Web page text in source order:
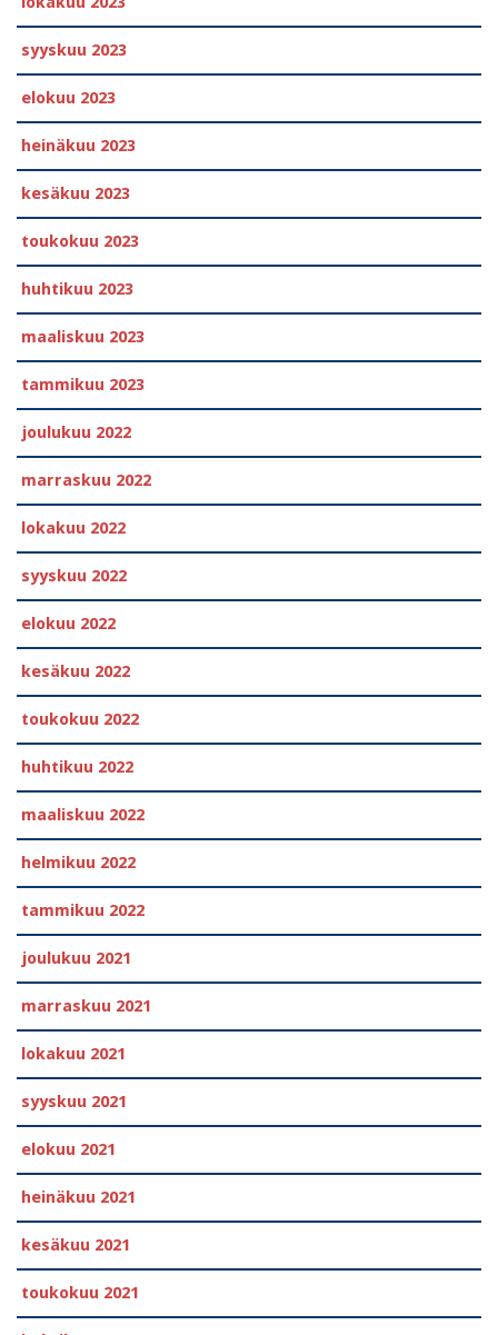
syyskuu 2023
elokuu 2023
heinäkuu 2023
kesäkuu 2023
toukokuu 2023
huhtikuu 2023
maaliskuu 2023
tammikuu 2023
joulukuu 2022
marraskuu 2022
lokakuu 2022
syyskuu 2022
elokuu 2022
kesäkuu 2022
toukokuu 2022
huhtikuu 2022
maaliskuu 2022
helmikuu 2022
tammikuu 2022
joulukuu 2021
marraskuu 2021
lokakuu 2021
syyskuu 2021
elokuu 2021
heinäkuu 2021
kesäkuu 2021
toukokuu 2021